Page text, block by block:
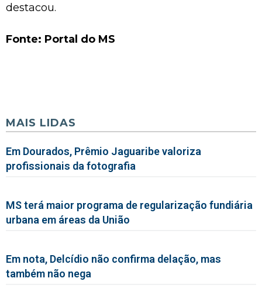
destacou.
Fonte: Portal do MS
MAIS LIDAS
Em Dourados, Prêmio Jaguaribe valoriza
profissionais da fotografia
MS terá maior programa de regularização fundiária
urbana em áreas da União
Em nota, Delcídio não confirma delação, mas
também não nega